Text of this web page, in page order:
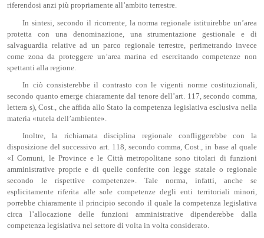
riferendosi anzi più propriamente all’ambito terrestre.
In sintesi, secondo il ricorrente, la norma regionale istituirebbe un’area
protetta con una denominazione, una strumentazione gestionale e di
salvaguardia relative ad un parco regionale terrestre, perimetrando invece
come zona da proteggere un’area marina ed esercitando competenze non
spettanti alla regione.
In ciò consisterebbe il contrasto con le vigenti norme costituzionali,
secondo quanto emerge chiaramente dal tenore dell’art. 117, secondo comma,
lettera s), Cost., che affida allo Stato la competenza legislativa esclusiva nella
materia «tutela dell’ambiente».
Inoltre, la richiamata disciplina regionale confliggerebbe con la
disposizione del successivo art. 118, secondo comma, Cost., in base al quale
«I Comuni, le Province e le Città metropolitane sono titolari di funzioni
amministrative proprie e di quelle conferite con legge statale o regionale
secondo le rispettive competenze». Tale norma, infatti, anche se
esplicitamente riferita alle sole competenze degli enti territoriali minori,
porrebbe chiaramente il principio secondo il quale la competenza legislativa
circa l’allocazione delle funzioni amministrative dipenderebbe dalla
competenza legislativa nel settore di volta in volta considerato.